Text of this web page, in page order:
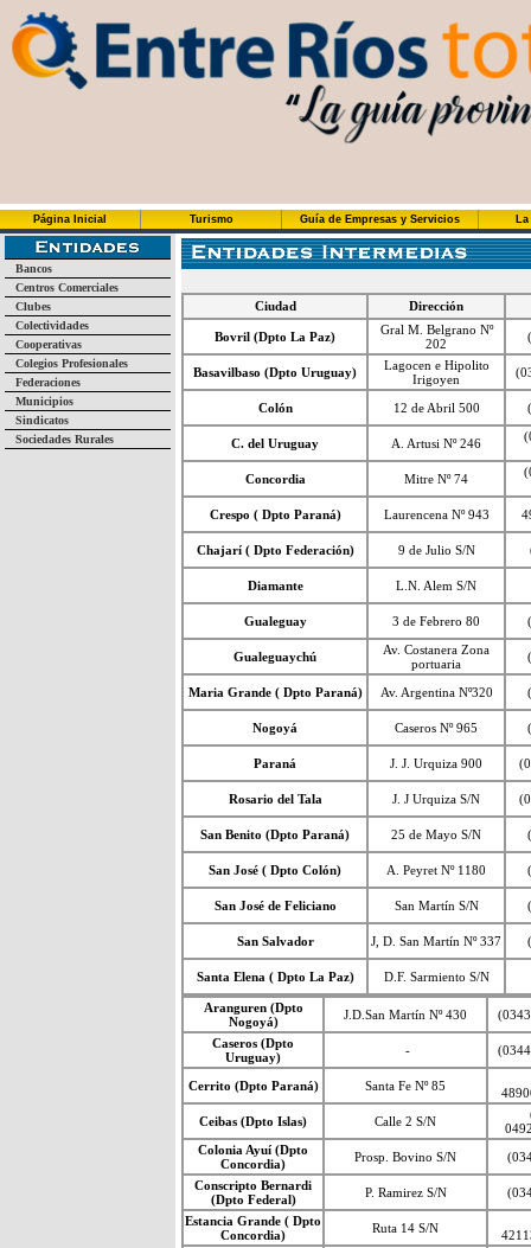
Página Inicial Turismo Guía de Empresas y Servicios
Bancos
Centros Comerciales
Clubes
Colectividades
Cooperativas
Colegios Profesionales
Federaciones
Municipios
Sindicatos
Sociedades Rurales
Ciudad Dirección
Bovril (Dpto La Paz)
Gral M. Belgrano Nº
202
Basavilbaso (Dpto Uruguay)
Lagocen e Hipolito
Irigoyen
Colón 12 de Abril 500
C. del Uruguay A. Artusi Nº 246
Concordia Mitre Nº 74
Crespo ( Dpto Paraná) Laurencena Nº 943
Chajarí ( Dpto Federación) 9 de Julio S/N
Diamante L.N. Alem S/N
Gualeguay 3 de Febrero 80
Gualeguaychú
Av. Costanera Zona
portuaria
Maria Grande ( Dpto Paraná) Av. Argentina Nº320
Nogoyá Caseros Nº 965
Paraná J. J. Urquiza 900
Rosario del Tala J. J Urquiza S/N
San Benito (Dpto Paraná) 25 de Mayo S/N
San José ( Dpto Colón) A. Peyret Nº 1180
San José de Feliciano San Martín S/N
San Salvador J, D. San Martín Nº 337
Santa Elena ( Dpto La Paz) D.F. Sarmiento S/N
Aranguren (Dpto
Nogoyá)
J.D.San Martín Nº 430
Caseros (Dpto
Uruguay)
-
Cerrito (Dpto Paraná) Santa Fe Nº 85
Ceibas (Dpto Islas)
Calle 2 S/N
Colonia Ayuí (Dpto
Concordia)
Prosp. Bovino S/N
Conscripto Bernardi
(Dpto Federal)
P. Ramirez S/N
Estancia Grande ( Dpto
Concordia)
Ruta 14 S/N